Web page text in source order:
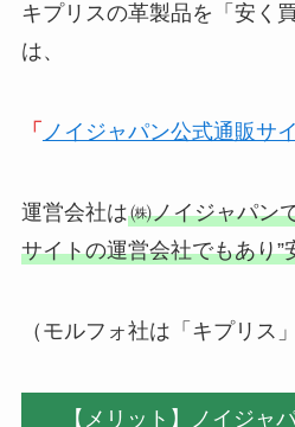
キプリスの革製品を「安く
は、
「 ノイジャパン公式通販サ
運営会社は㈱ノイジャパン
サイトの運営会社でもあり”
（モルフォ社は「キプリス
【メリット】ノイジャ